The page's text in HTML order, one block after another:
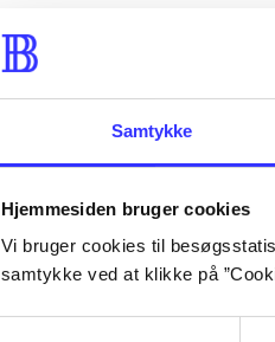
Samtykke
Hjemmesiden bruger cookies
Vi bruger cookies til
samtykke ved at klikke på